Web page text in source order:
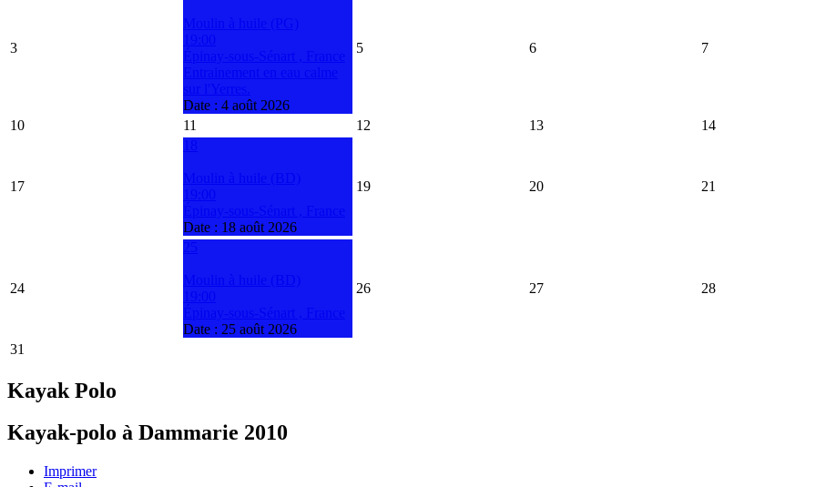
3
Date : 4 août 2026
5 6 7
10 11 12 13 14
17
Date : 18 août 2026
19 20 21
24
Date : 25 août 2026
26 27 28
31
Kayak Polo
Kayak-polo à Dammarie 2010
Imprimer